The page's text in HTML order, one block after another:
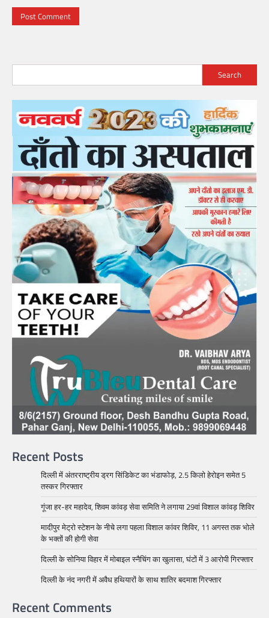
Search
Recent Posts
दिल्ली में अंतरराष्ट्रीय ड्रग सिंडिकेट का भंडाफोड़, 2.5 किलो हेरोइन समेत 5
तस्कर गिरफ्तार
गूंजा हर-हर महादेव, शिवम कांवड़ सेवा समिति ने लगाया 29वां विशाल कांवड़ शिविर
मादीपुर मेट्रो स्टेशन के नीचे लगा पहला विशाल कांवर शिविर, 11 अगस्त तक भोले
के भक्तों की होगी सेवा
दिल्ली के सोनिया विहार में मोबाइल स्नैचिंग का खुलासा, घंटों में 3 आरोपी गिरफ्तार
दिल्ली के नंद नगरी में अवैध हथियारों के साथ शातिर बदमाश गिरफ्तार
Recent Comments